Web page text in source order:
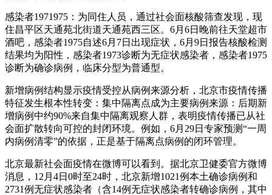
感染者1971975：为同住人员，通过社会面核酸筛查发现，现
住昌平区天通苑北街道天通苑西三区。6月6日晚前往天堂超市
酒吧，感染者1975自述6月7日出现症状，6月9日报告核酸检测
结果均为阳性，感染者1973诊断为无症状感染者，感染者1975
诊断为确诊病例，临床分型为普通型。
新增病例结构显示疫情受控从病例来源分析，北京市疫情传播
特征发生根本性转变：集中隔离点成为主要病例来源：后期新
增病例中约90%来自集中隔离观察人群，表明疫情传播已从社
会面扩散转向可控的封闭环境。例如，6月29日专家预测“一周
内病例清零”的依据，正是基于隔离点病例的闭环管理。
北京最新社会面疫情在微博可以看到。据北京卫健委官方微博
消息，12月4日0时至24时，北京新增1021例本土确诊病例和
2731例无症状感染者（含14例无症状感染者转确诊病例，其中